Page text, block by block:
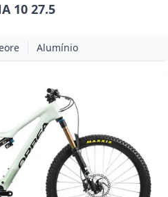
10 27.5
Alumínio